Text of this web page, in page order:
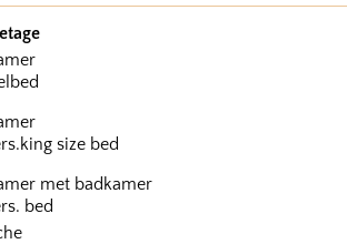
size bed
met badkamer
bed